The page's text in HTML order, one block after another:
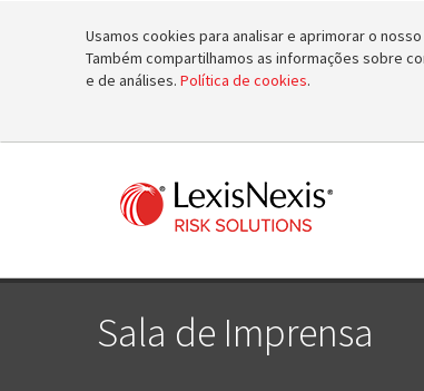
Usamos cookies para analisar e aprimorar o
Também compartilhamos as informações sobre
e de análises. Política de cookies.
Sala de Imprensa